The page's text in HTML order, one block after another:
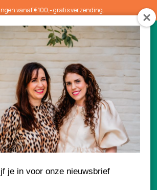
vanaf €100,- gratis verzending.
0
The Clean Routine 2
je in voor onze nieuwsbrief